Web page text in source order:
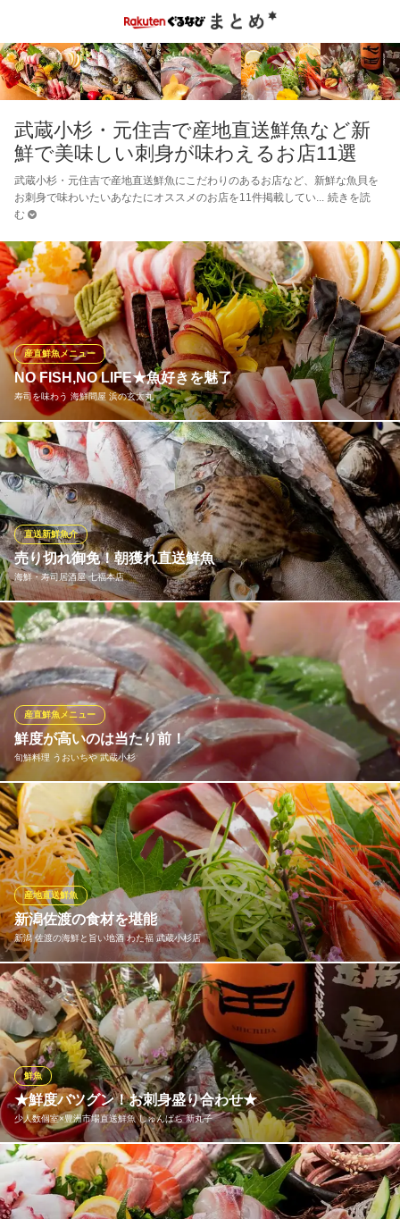
武蔵小杉・元住吉で産地直送鮮魚など新
鮮で美味しい刺身が味わえるお店11選
武蔵小杉・元住吉で産地直送鮮魚にこだわりのあるお店など、新鮮な魚貝を
お刺身で味わいたいあなたにオススメのお店を11件掲載してい
続きを読
む
NO FISH,NO LIFE★魚好きを魅了
寿司を味わう 海鮮問屋 浜の玄太丸
産直鮮魚メニュー
圧倒的な鮮度＆プライスを実現！入札権を持つ三浦長井港を始
め、銚子港、気仙沼漁港より産地直送！旬の鮮魚を豪快に盛り合
わせます！5種の鮮魚のお刺身盛り合わせ1人前2,838円でご提供！
2人前以上ご注文いただくと原価率100%のお得な逸品（例えば‥
伊勢海老・ウニ・アワビ・蟹など）をプレゼントします！
寿司を味わう 海鮮問屋 浜の玄太丸
海鮮ダイニング
東急東横線武蔵小杉駅南口 徒歩3分
神奈川県川崎市中原区小杉町3-428 小杉山協ビル
売り切れ御免！朝獲れ直送鮮魚
海鮮・寿司居酒屋 七福本店
直送新鮮魚介
本当に美味しいお魚を皆様に食べていただきたい思いで、当社の
目利きの仕入担当スタッフが毎朝、三崎漁港・築地市場・横浜中
央市場と駆け回って、鮮度が良く上質な鮮魚を仕入れます!北海道
のプリプリのボタンエビや大分の豊後サバなどの全国各地の美味
しい鮮魚と、県内でしか出回らない三崎の地魚が同時に楽しめる
のも魅力!
海鮮・寿司居酒屋 七福本店
漁港直送鮮魚
ＪＲ武蔵小杉駅 徒歩3分
神奈川県川崎市中原区小杉町1-403 武蔵小杉タワープレイス2F
鮮度が高いのは当たり前！
旬鮮料理 うおいちや 武蔵小杉
産直鮮魚メニュー
旬の素材にこだわった、鮮度が高く、上質な魚介類を毎日仕入れ
ております。お得なお造り3種盛り合わせ【1,600円】。お造り5種
類盛り合わせ【2,500円】が人気です！
旬鮮料理 うおいちや 武蔵小杉
旬鮮ダイニング
東急東横線武蔵小杉駅北口 徒歩3分
神奈川県川崎市中原区新丸子町911
新潟佐渡の食材を堪能
新潟 佐渡の海鮮と旨い地酒 わた福 武蔵小杉店
産地直送鮮魚
当店は佐渡産の食材を直接仕入れているため鮮度抜群の状態でお
召し上がりいただけます。お料理は旬の食材をふんだに使用し、
その時その時の出会いをお愉しみいただけるようメニューは仕入
れごとに変わります。
新潟 佐渡の海鮮と旨い地酒 わた福 武蔵小杉店
和食 居酒屋
東急東横線新丸子駅 徒歩3分
神奈川県川崎市中原区新丸子町749-2 日興パレス新丸子1F
★鮮度バツグン！お刺身盛り合わせ★
少人数個室×豊洲市場直送鮮魚 しゅんぱち 新丸子
鮮魚
鮮魚の仕入れは毎日直接目利き＆豊洲市場直送！ 魚専門だからで
きる大量仕入れで極上鮮魚ををリーズナブルに♪